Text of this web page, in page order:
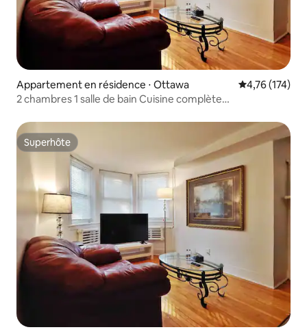
Appartement en résidence ⋅ Ottawa Évaluation
4,76 (174)
2 chambres 1 salle de bain Cuisine complète
Superhôte
Superhôte